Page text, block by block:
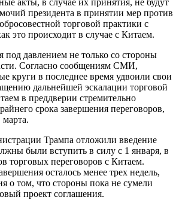
президента в принятии мер против
торговой практики с
это происходит в случае с Китаем.
под давлением не только со стороны
Согласно сообщениям СМИ,
круги в последнее время удвоили свои
дальнейшей эскалации торговой
в преддверии стремительно
срока завершения переговоров,
марта.
Трампа отложили введение
были вступить в силу с 1 января, в
торговых переговоров с Китаем.
осталось менее трех недель,
о том, что стороны пока не сумели
проект соглашения.